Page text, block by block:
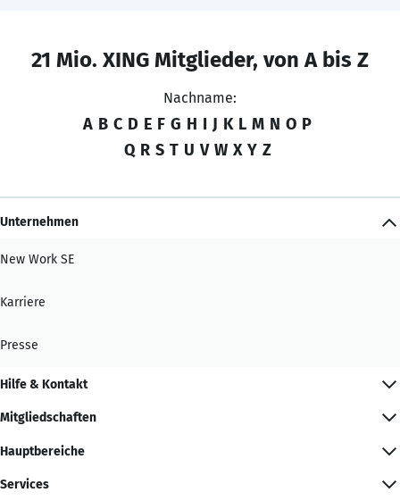
21 Mio. XING Mitglieder, von A bis Z
Nachname:
A B C D E F G H I J K L M N O P
Q R S T U V W X Y Z
Unternehmen
New Work SE
Karriere
Presse
Hilfe & Kontakt
Mitgliedschaften
Hauptbereiche
Services